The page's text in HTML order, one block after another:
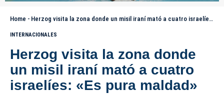
Home - Herzog visita la zona donde un misil iraní mató a cuatro israelíes: «Es pura maldad»
INTERNACIONALES
Herzog visita la zona donde
un misil iraní mató a cuatro
israelíes: «Es pura maldad»